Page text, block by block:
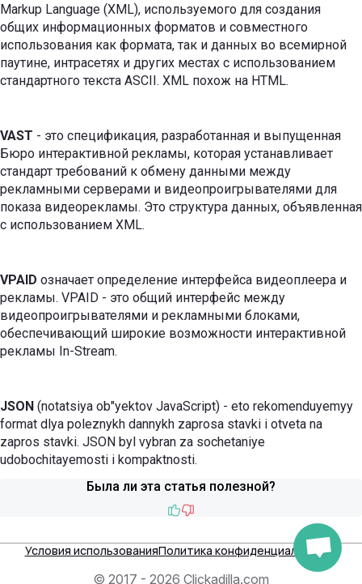
Markup Language (XML), используемого для создания
общих информационных форматов и совместного
использования как формата, так и данных во всемирной
паутине, интрасетях и других местах с использованием
стандартного текста ASCII. XML похож на HTML.
VAST - это спецификация, разработанная и выпущенная
Бюро интерактивной рекламы, которая устанавливает
стандарт требований к обмену данными между
рекламными серверами и видеопроигрывателями для
показа видеорекламы. Это структура данных, объявленная
с использованием XML.
VPAID означает определение интерфейса видеоплеера и
рекламы. VPAID - это общий интерфейс между
видеопроигрывателями и рекламными блоками,
обеспечивающий широкие возможности интерактивной
рекламы In-Stream.
JSON (notatsiya ob"yektov JavaScript) - eto rekomenduyemyy
format dlya poleznykh dannykh zaprosa stavki i otveta na
zapros stavki. JSON byl vybran za sochetaniye
udobochitayemosti i kompaktnosti.
Была ли эта статья полезной?
LikeDislike
Условия использованияПолитика конфиденциальности
© 2017 - 2026 Clickadilla.com